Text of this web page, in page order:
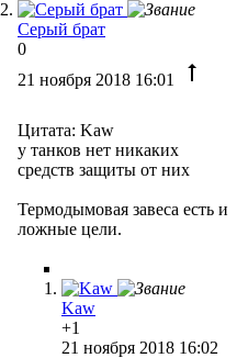
Серый брат
0
21 ноября 2018 16:01
Цитата: Kaw
у танков нет никаких
средств защиты от них
Термодымовая завеса есть и
ложные цели.
Kaw
+1
21 ноября 2018 16:02